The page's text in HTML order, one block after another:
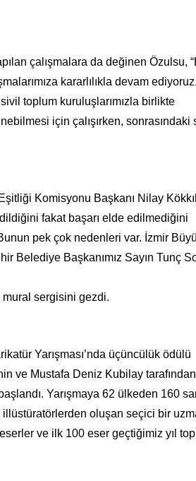
çalışmalara da değinen Özulsu,
kararlılıkla devam ediyoruz.
toplum kuruluşlarımızla birlikte
için çalışırken, sonrasındaki
Komisyonu Başkanı Nilay
fakat başarı elde edilmediğini
pek çok nedenleri var. İzmir
Belediye Başkanımız Sayın Tunç
mural sergisini gezdi.
Yarışması’nda üçüncülük ödülü
ve Mustafa Deniz Kubilay tarafından
Yarışmaya 62 ülkeden 160
illüstüratörlerden oluşan seçici bir
ve ilk 100 eser geçtiğimiz yıl